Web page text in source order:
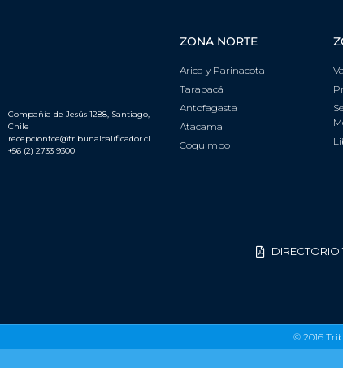
Compañía de Jesús 1288, Santiago,
Chile
recepciontce@tribunalcalificador.cl
+56 (2) 2733 9300
ZONA NORTE
Arica y Parinacota
Tarapacá
Antofagasta
Atacama
Coquimbo
DIRECTORIO
© 2016